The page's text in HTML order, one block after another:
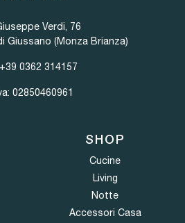
Verdi, 76
Giussano (Monza Brianza)
+39 0362 314157
02850460961
SHOP
Cucine
Living
Notte
Accessori Casa